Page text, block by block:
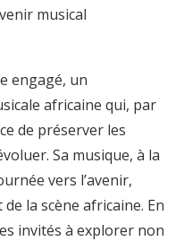
musical
engagé, un
africaine qui, par
de préserver les
Sa musique, à la
vers l’avenir,
la scène africaine. En
invités à explorer non